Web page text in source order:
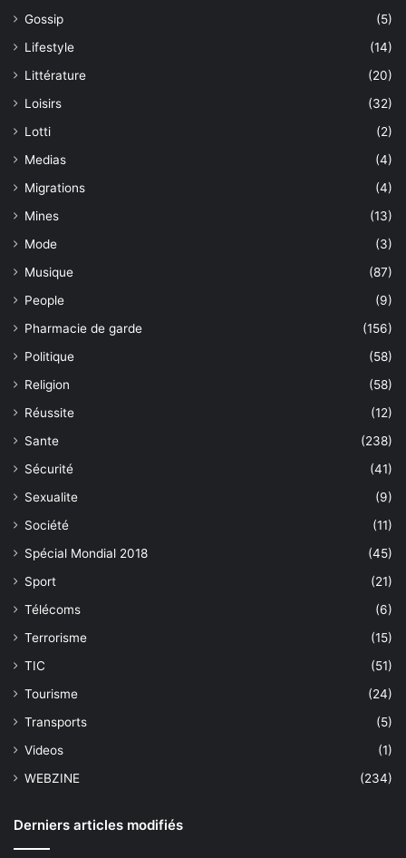
Gossip
(5)
Lifestyle
(14)
Littérature
(20)
Loisirs
(32)
Lotti
(2)
Medias
(4)
Migrations
(4)
Mines
(13)
Mode
(3)
Musique
(87)
People
(9)
Pharmacie de garde
(156)
Politique
(58)
Religion
(58)
Réussite
(12)
Sante
(238)
Sécurité
(41)
Sexualite
(9)
Société
(11)
Spécial Mondial 2018
(45)
Sport
(21)
Télécoms
(6)
Terrorisme
(15)
TIC
(51)
Tourisme
(24)
Transports
(5)
Videos
(1)
WEBZINE
(234)
Derniers articles modifiés